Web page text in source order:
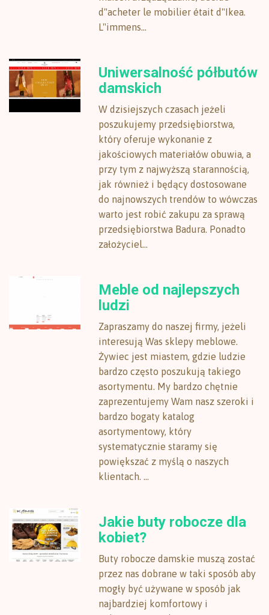
d"acheter le mobilier était d"Ikea.
L"immens...
Uniwersalność półbutów
damskich
W dzisiejszych czasach jeżeli
poszukujemy przedsiębiorstwa,
który oferuje wykonanie z
jakościowych materiałów obuwia, a
przy tym z najwyższą starannością,
jak również i będący dostosowane
do najnowszych trendów to wówczas
warto jest robić zakupu za sprawą
przedsiębiorstwa Badura. Ponadto
założyciel...
Meble od najlepszych
ludzi
Zapraszamy do naszej firmy, jeżeli
interesują Was sklepy meblowe.
Żywiec jest miastem, gdzie ludzie
bardzo często poszukują takiego
asortymentu. My bardzo chętnie
zaprezentujemy Wam nasz szeroki i
bardzo bogaty katalog
asortymentowy, który
systematycznie staramy się
powiększać z myślą o naszych
klientach. ...
Jakie buty robocze dla
kobiet?
Buty robocze damskie muszą zostać
przez nas dobrane w taki sposób aby
mogły być używane w sposób jak
najbardziej komfortowy i